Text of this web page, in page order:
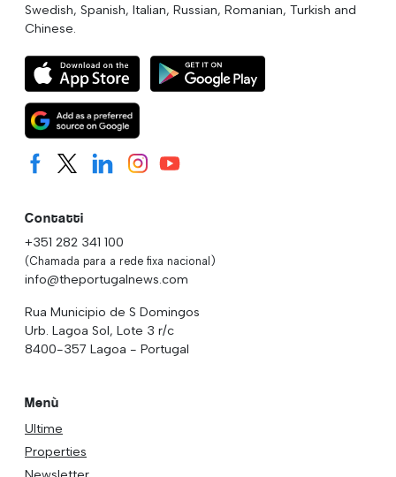
Swedish, Spanish, Italian, Russian, Romanian, Turkish and
Chinese.
Contatti
+351 282 341 100
(Chamada para a rede fixa nacional)
info@theportugalnews.com
Rua Municipio de S Domingos
Urb. Lagoa Sol, Lote 3 r/c
8400-357 Lagoa - Portugal
Menù
Ultime
Properties